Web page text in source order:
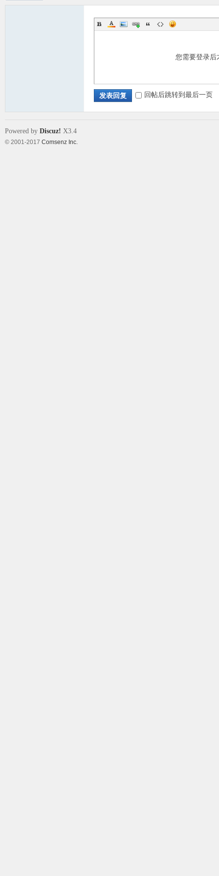
您需要登录
发表回复 回帖后跳转到最后一页
Powered by Discuz! X3.4
© 2001-2017 Comsenz Inc.